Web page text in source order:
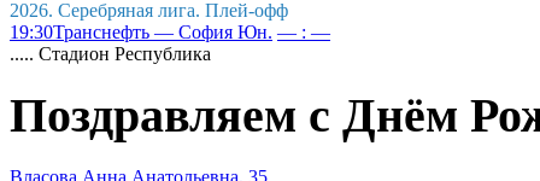
2026. Серебряная лига. Плей-офф
19:30Транснефть — София Юн. — : —
..... Стадион Республика
Поздравляем с Днём